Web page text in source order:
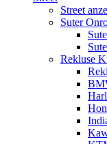
Street
Suter
Rekluse